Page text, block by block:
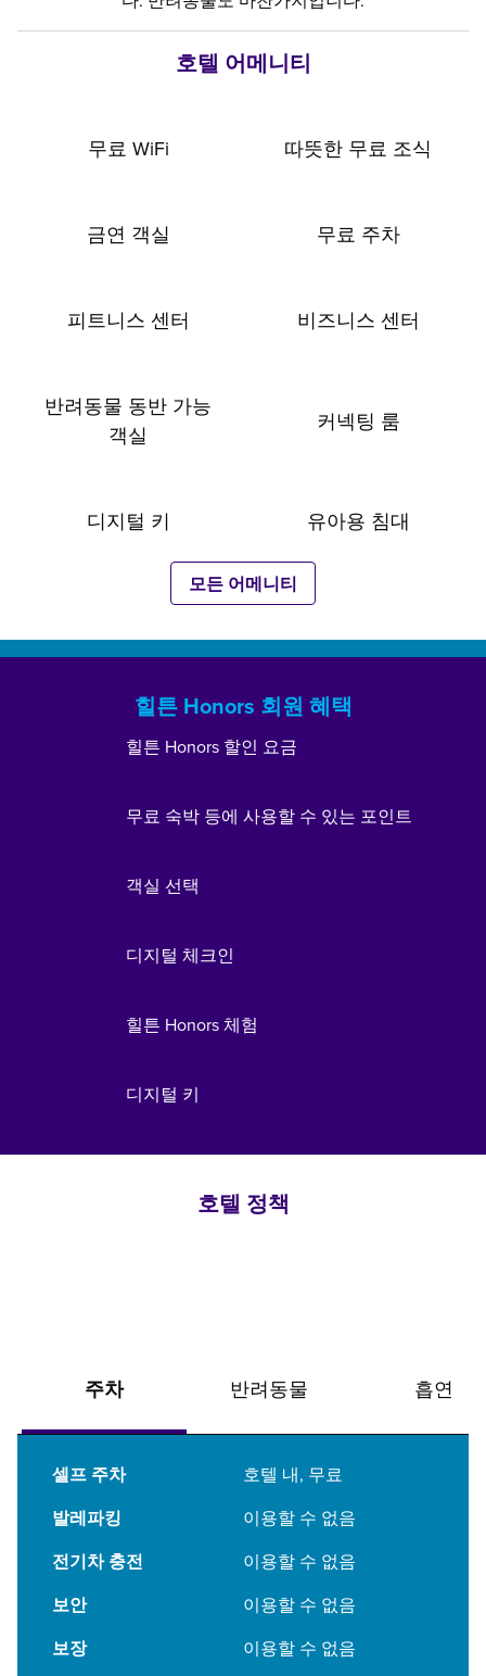
호텔 어메니티
무료 WiFi 따뜻한 무료 조식
금연 객실 무료 주차
피트니스 센터 비즈니스 센터
반려동물 동반 가능
객실
커넥팅 룸
디지털 키 유아용 침대
모든 어메니티
힐튼 Honors 회원 혜택
힐튼 Honors 할인 요금
무료 숙박 등에 사용할 수 있는 포인트
객실 선택
디지털 체크인
힐튼 Honors 체험
디지털 키
호텔 정책
주차 반려동물 흡연
셀프 주차 호텔 내, 무료
발레파킹
이용할 수 없음
전기차 충전
이용할 수 없음
보안
이용할 수 없음
보장
이용할 수 없음